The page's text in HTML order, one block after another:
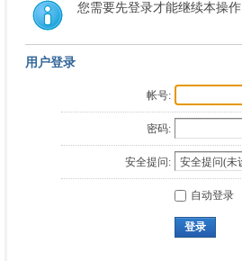
您需要先登录才能继续本操作
用户登录
帐号:
密码:
安全提问:
自动登录
登录